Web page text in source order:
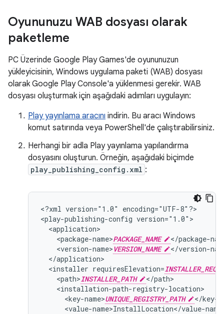
Oyununuzu WAB dosyası olarak
paketleme
PC Üzerinde Google Play Games'de oyununuzun
yükleyicisinin, Windows uygulama paketi (WAB) dosyası
olarak Google Play Console'a yüklenmesi gerekir. WAB
dosyası oluşturmak için aşağıdaki adımları uygulayın:
Play yayınlama aracını indirin. Bu aracı Windows
komut satırında veya PowerShell'de çalıştırabilirsiniz.
Herhangi bir adla Play yayınlama yapılandırma
dosyasını oluşturun. Örneğin, aşağıdaki biçimde
play_publishing_config.xml :
<?xml version="1.0"
encoding="UTF-8"?>
<play-publishing-config
<package-name>PACKAGE_NAME
<version-name>VERSION_NAME
<installer requiresElevation=
<path>INSTALLER_PATH
<key-name>UNIQUE_REGISTRY_PATH